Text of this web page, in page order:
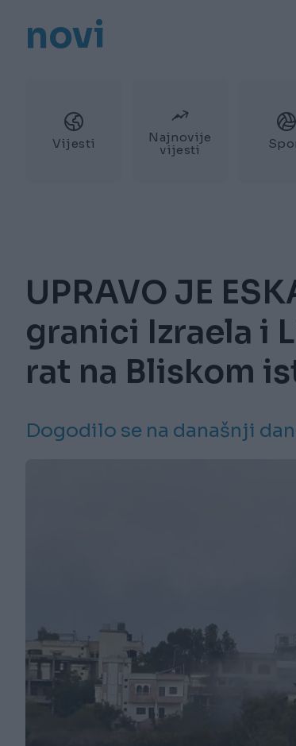
novi
Vijesti
Najnovije
vijesti
UPRAVO JE
granici Izraela i
rat na Bliskom
Dogodilo se na današnji dan